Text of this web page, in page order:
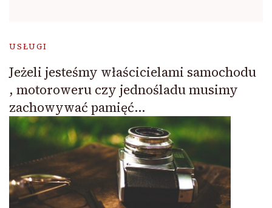
USŁUGI
Jeżeli jesteśmy właścicielami samochodu
, motoroweru czy jednośladu musimy
zachowywać pamięć…